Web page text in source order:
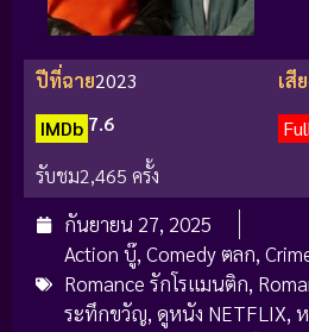
ปีที่ฉาย2023 เสี
IMDb 7.6
รับชม2,465 ครั้ง
กันยายน 27, 2025
Action บู๊, Comedy ตลก,
Romance รักโรแมนติก,
ระทึกขวัญ, ดูหนัง NETFLIX,